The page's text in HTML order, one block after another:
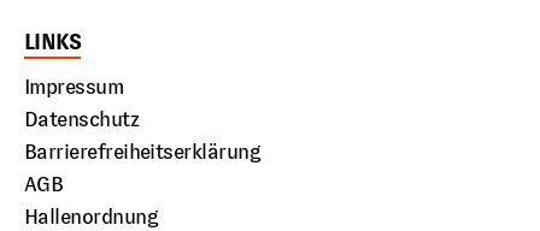
LINKS
Impressum
Datenschutz
Barrierefreiheitserklärung
AGB
Hallenordnung